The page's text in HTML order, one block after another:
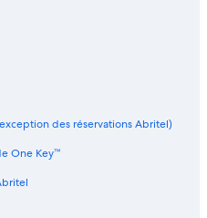
des réservations Abritel)
One Key™